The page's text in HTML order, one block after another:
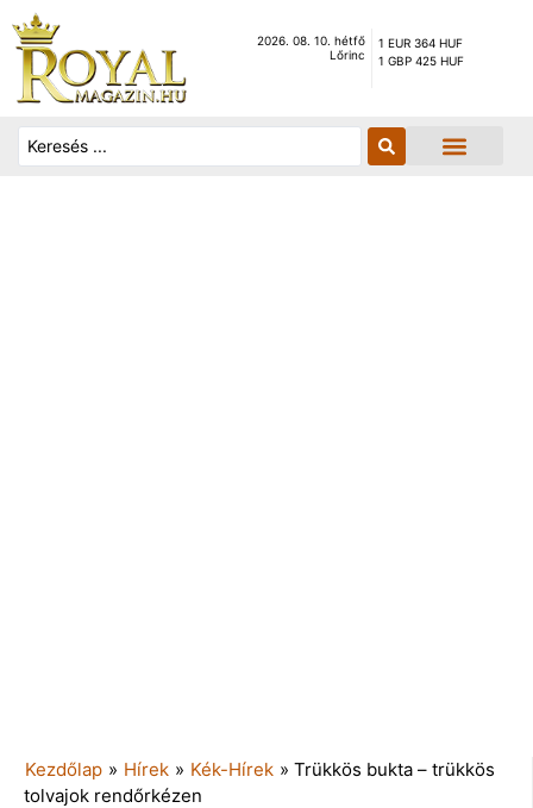
2026. 08. 10. hétfő
Lőrinc
1 EUR 364 HUF
1 GBP 425 HUF
Kezdőlap » Hírek » Kék-Hírek » Trükkös bukta – trükkös
tolvajok rendőrkézen